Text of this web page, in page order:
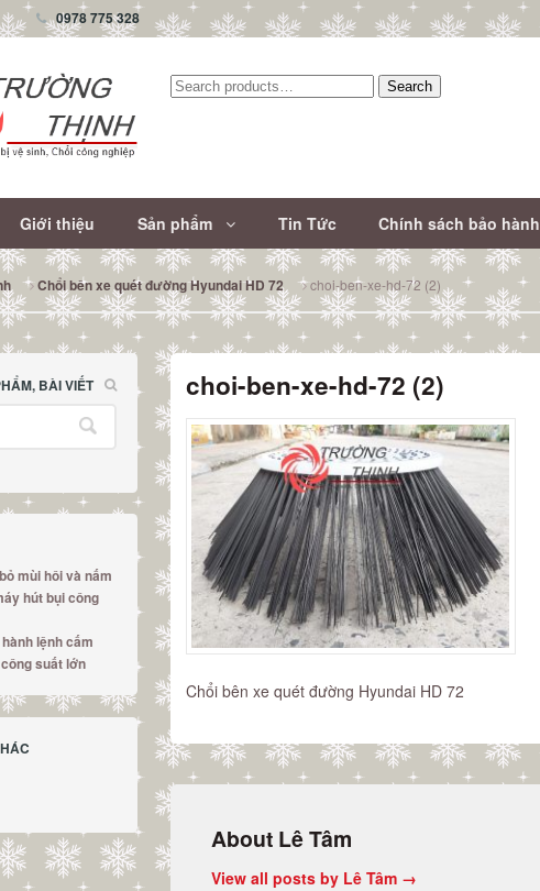
0978 775 328
Tìm
Search
Giới thiệu Sản phẩm Tin Tức Chính sách bảo hành
Chổi bên xe quét đường Hyundai HD 72 choi-ben-xe-hd-72 (2)
choi-ben-xe-hd-72 (2)
Chổi bên xe quét đường Hyundai HD 72
About Lê Tâm
View all posts by Lê Tâm →
BÀI VIẾT
mùi hôi và nấm
hút bụi công
lệnh cấm
suất lớn